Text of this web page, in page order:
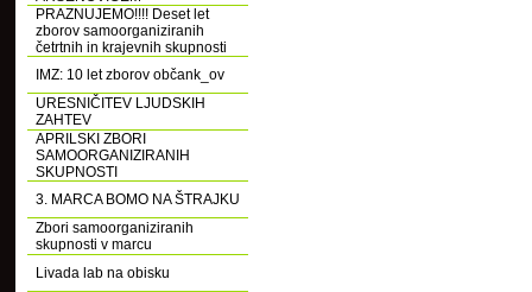
PRAZNUJEMO!!!! Deset let
zborov samoorganiziranih
četrtnih in krajevnih skupnosti
IMZ: 10 let zborov občank_ov
URESNIČITEV LJUDSKIH
ZAHTEV
APRILSKI ZBORI
SAMOORGANIZIRANIH
SKUPNOSTI
3. MARCA BOMO NA ŠTRAJKU
Zbori samoorganiziranih
skupnosti v marcu
Livada lab na obisku